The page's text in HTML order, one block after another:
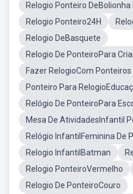
Relogio Ponteiro DeBolionha
Relogio Ponteiro24H
Relogio DeBasquete
Relogio De PonteiroPara
Fazer RelogioCom Ponteiros
Ponteiro Para
Relógio De PonteiroPara
Mesa De AtividadesInfantil
Relógio InfantilFeminina De
Relogio InfantilBatman
Relogio PonteiroVermelho
Relogio De PonteiroCouro